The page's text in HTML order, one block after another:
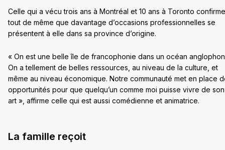
Celle qui a vécu trois ans à Montréal et 10 ans à Toronto confirme
tout de même que davantage d’occasions professionnelles se
présentent à elle dans sa province d’origine.
« On est une belle île de francophonie dans un océan
On a tellement de belles ressources, au niveau de la culture, et
même au niveau économique. Notre communauté met en place
opportunités pour que quelqu’un comme moi puisse vivre de son
art », affirme celle qui est aussi comédienne et animatrice.
La famille reçoit